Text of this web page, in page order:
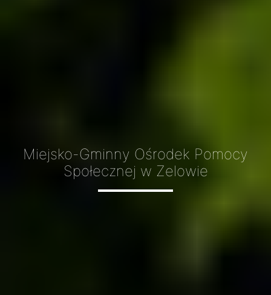
Miejsko-Gminny Ośrodek Pomocy
Społecznej w Zelowie